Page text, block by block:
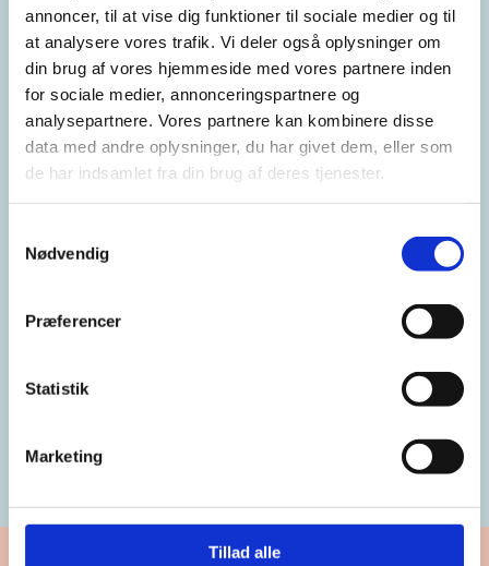
annoncer, til at vise dig funktioner til sociale medier og til
at analysere vores trafik. Vi deler også oplysninger om
din brug af vores hjemmeside med vores partnere inden
for sociale medier, annonceringspartnere og
analysepartnere. Vores partnere kan kombinere disse
data med andre oplysninger, du har givet dem, eller som
de har indsamlet fra din brug af deres tjenester.
Nødvendig
Præferencer
Statistik
Marketing
Tillad alle
iPraxis
Digital promotion med brug af χ²-test